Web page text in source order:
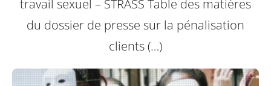
travail sexuel – STRASS Table des matières
du dossier de presse sur la pénalisation
clients (…)